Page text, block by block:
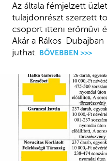
Az általa fémjelzett
tulajdonrészt szerzett
csoport itteni erőművi
Akár a Rákos-
juthat. BŐVEBBEN >>>